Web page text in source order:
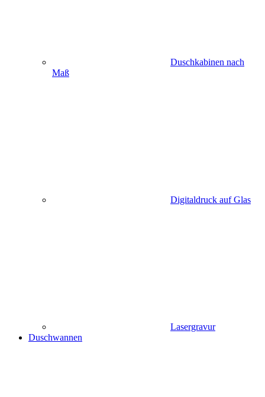
Duschkabinen nach
Maß
Digitaldruck auf Glas
Lasergravur
Duschwannen